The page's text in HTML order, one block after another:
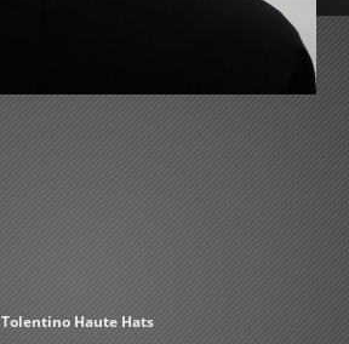
Tolentino Haute Hats